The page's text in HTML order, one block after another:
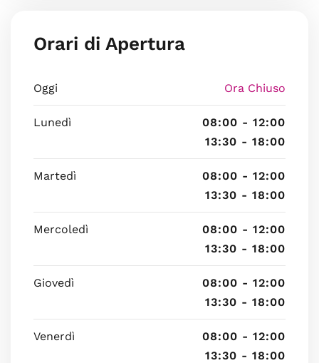
Orari di Apertura
Oggi Ora Chiuso
Lunedì
08:00 - 12:00
13:30 - 18:00
Martedì
08:00 - 12:00
13:30 - 18:00
Mercoledì
08:00 - 12:00
13:30 - 18:00
Giovedì
08:00 - 12:00
13:30 - 18:00
Venerdì
08:00 - 12:00
13:30 - 18:00